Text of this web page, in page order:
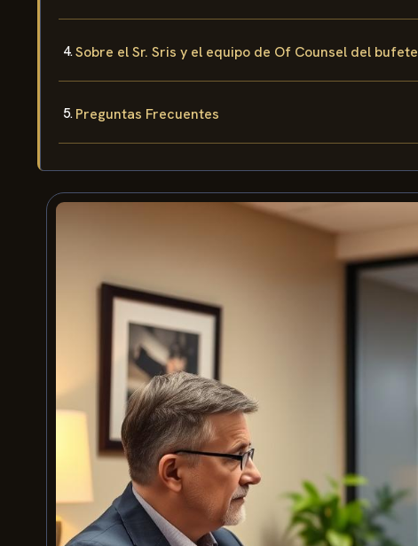
Sobre el Sr. Sris y el equipo de Of Counsel del bufete
Preguntas Frecuentes